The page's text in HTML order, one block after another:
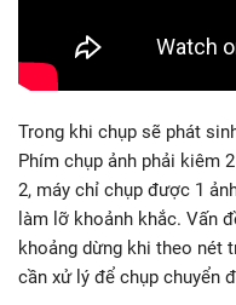
Trong khi chụp sẽ phát
Phím chụp ảnh phải kiêm
2, máy chỉ chụp được 1
làm lỡ khoảnh khắc. Vấn
khoảng dừng khi theo nét
cần xử lý để chụp chuyển